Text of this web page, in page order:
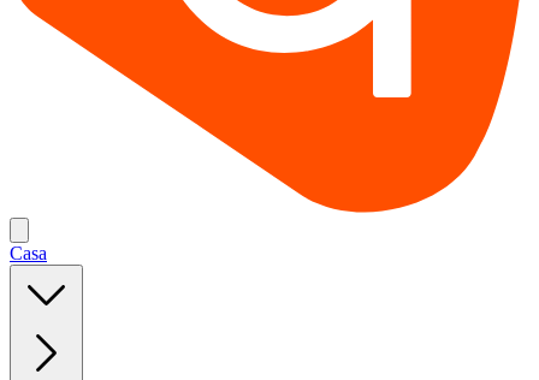
Casa